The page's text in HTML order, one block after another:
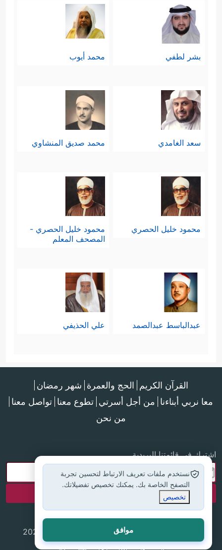
بشر لطفي محمد أيوب
سعد الغامدي محمد صديق المنشاوي
محمود خليل الحصري
محمود خليل الحصري -
المصحف المعلم
عبدالباسط عبدالصمد علي الحذيفي
القرآن الكريم الحج والعمرة شهر رمضان
معا نربي أبناءنا من أجل أسرتي تطوع معنا تواصل معنا
من نحن
اشترك في قائمتنا البريدية
جميع الحقوق محفوظة لموقع إسلام أون لاين © 2025
نستخدم ملفات تعريف الارتباط لتحسين تجربة
التصفح الخاصة بك. يمكنك تخصيص تفضيلاتك.
تخصيص
موافق